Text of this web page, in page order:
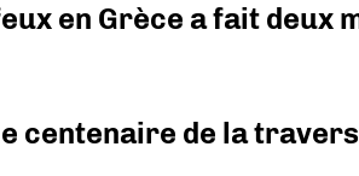
en Grèce a fait deux
centenaire de la